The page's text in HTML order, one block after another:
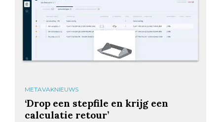
METAVAKNIEUWS
‘Drop een stepfile en krijg een
calculatie retour’